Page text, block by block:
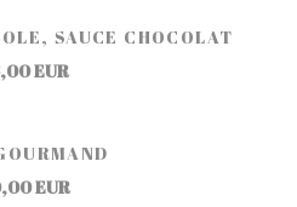
SAUCE CHOCOLAT
EUR
EUR